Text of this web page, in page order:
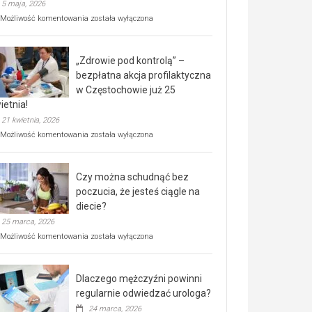
5 maja, 2026
Możliwość komentowania Rusza
rehabilitacji
dla
seniorów!
została wyłączona
„Zdrowie pod kontrolą” –
bezpłatna akcja profilaktyczna
w Częstochowie już 25
21 kwietnia, 2026
Możliwość komentowania „Zdrowie
bezpłatna
akcja
profilaktyczna
w
już
kwietnia!
została wyłączona
Czy można schudnąć bez
poczucia, że jesteś ciągle na
diecie?
25 marca, 2026
Możliwość komentowania Czy
poczucia,
że
została wyłączona
Dlaczego mężczyźni powinni
regularnie odwiedzać urologa?
24 marca, 2026